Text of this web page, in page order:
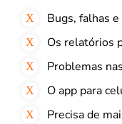
Bugs, falhas
Os relatórios
Problemas
O app para
Precisa de